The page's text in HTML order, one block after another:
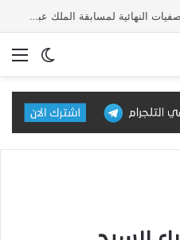
وزير الشؤون الإسلامية يفتتح التصفيات النهائية لمسابقة الملك عبدالعزيز الدولية للقرآن الكريم في دورتها الـ46
الوضع